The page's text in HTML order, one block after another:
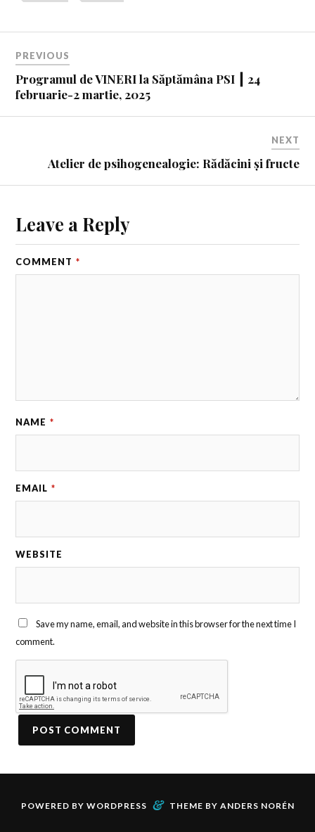
PREVIOUS
Programul de VINERI la Săptămâna PSI ┃ 24
februarie-2 martie, 2025
NEXT
Atelier de psihogenealogie: Rădăcini și fructe
Leave a Reply
COMMENT *
NAME *
EMAIL *
WEBSITE
Save my name, email, and website in this browser for the next time I
comment.
POWERED BY WORDPRESS & THEME BY ANDERS NORÉN